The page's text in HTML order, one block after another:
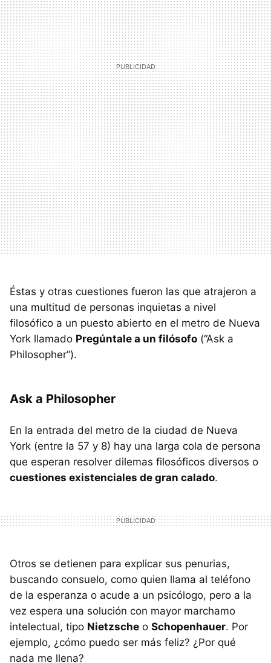
Éstas y otras cuestiones fueron las que atrajeron a
una multitud de personas inquietas a nivel
filosófico a un puesto abierto en el metro de Nueva
York llamado Pregúntale a un filósofo (“Ask a
Philosopher”).
Ask a Philosopher
En la entrada del metro de la ciudad de Nueva
York (entre la 57 y 8) hay una larga cola de persona
que esperan resolver dilemas filosóficos diversos o
cuestiones existenciales de gran calado.
Otros se detienen para explicar sus penurias,
buscando consuelo, como quien llama al teléfono
de la esperanza o acude a un psicólogo, pero a la
vez espera una solución con mayor marchamo
intelectual, tipo Nietzsche o Schopenhauer. Por
ejemplo, ¿cómo puedo ser más feliz? ¿Por qué
nada me llena?